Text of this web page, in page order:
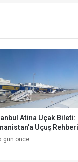
Atina Uçak Bileti:
Uçuş Rehberi
gün önce